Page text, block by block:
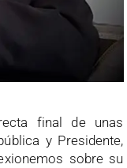
final de unas
y Presidente,
sobre su